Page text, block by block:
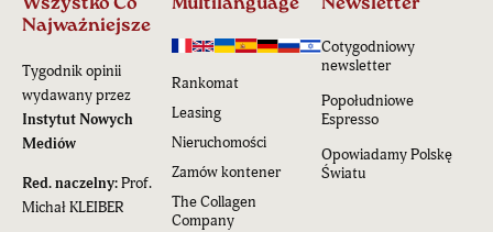
Wszystko Co
Najważniejsze
Tygodnik opinii
wydawany przez
Instytut Nowych
Mediów
Red. naczelny:Prof.
Michał KLEIBER
Multilanguage
Rankomat
Leasing
Nieruchomości
Zamów kontener
The Collagen
Company
Newsletter
Cotygodniowy
newsletter
Popołudniowe
Espresso
Opowiadamy Polskę
Światu